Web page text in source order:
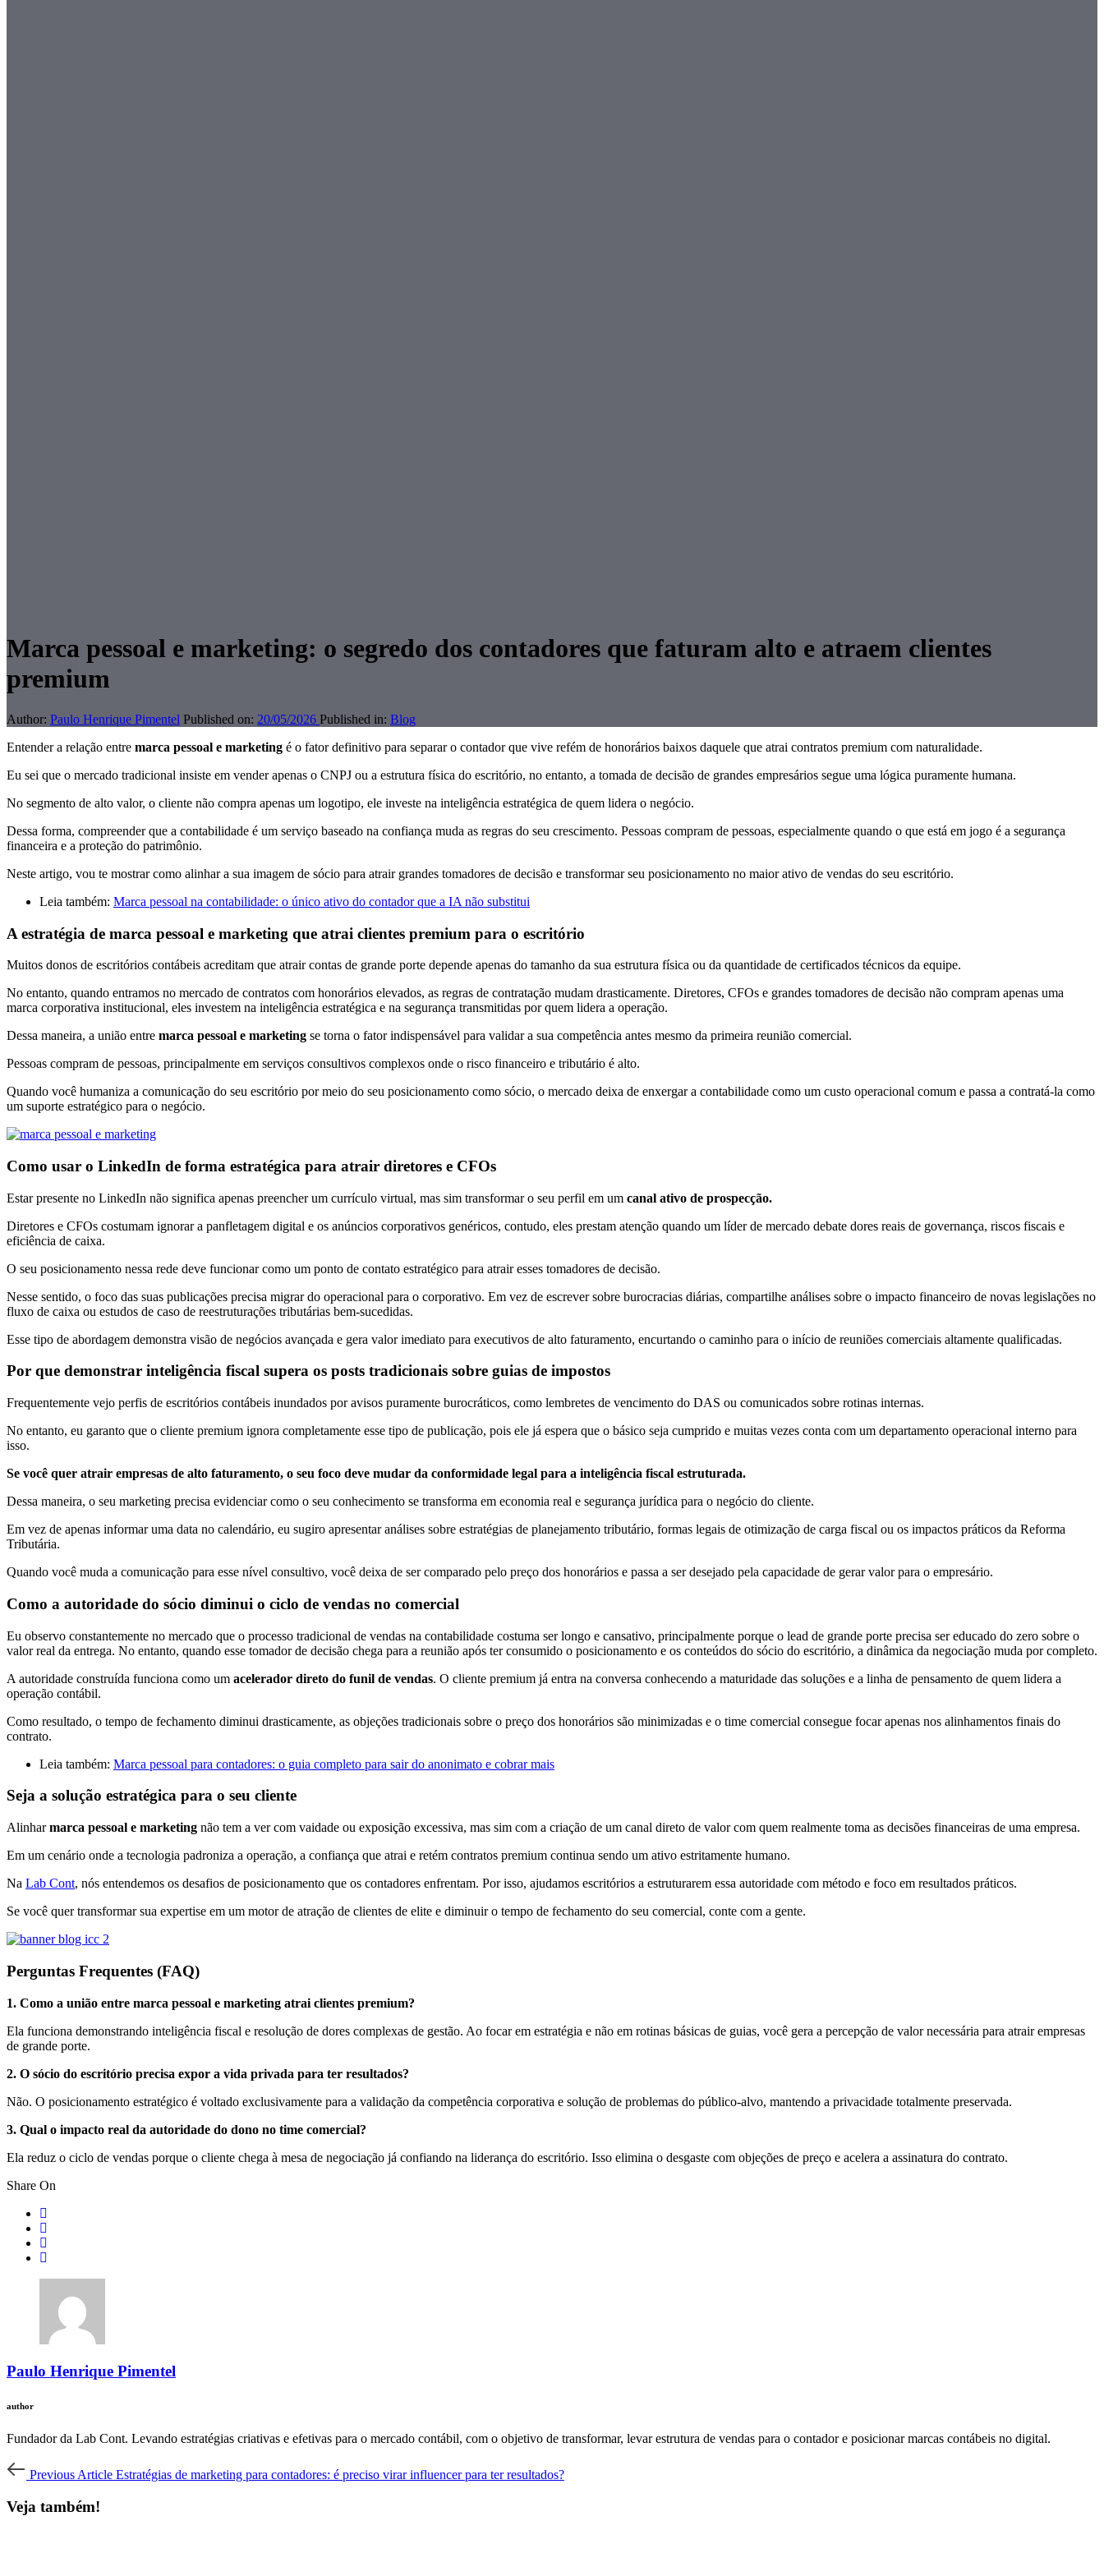
Marca pessoal e marketing: o segredo dos contadores que faturam alto e atraem clientes
premium
Author: Paulo Henrique Pimentel Published on: 20/05/2026 Published in: Blog
Entender a relação entre marca pessoal e marketing é o fator definitivo para separar o contador que vive refém de honorários baixos daquele que atrai contratos premium com naturalidade.
Eu sei que o mercado tradicional insiste em vender apenas o CNPJ ou a estrutura física do escritório, no entanto, a tomada de decisão de grandes empresários segue uma lógica puramente humana.
No segmento de alto valor, o cliente não compra apenas um logotipo, ele investe na inteligência estratégica de quem lidera o negócio.
Dessa forma, compreender que a contabilidade é um serviço baseado na confiança muda as regras do seu crescimento. Pessoas compram de pessoas, especialmente quando o que está em jogo é a segurança
financeira e a proteção do patrimônio.
Neste artigo, vou te mostrar como alinhar a sua imagem de sócio para atrair grandes tomadores de decisão e transformar seu posicionamento no maior ativo de vendas do seu escritório.
Leia também: Marca pessoal na contabilidade: o único ativo do contador que a IA não substitui
A estratégia de marca pessoal e marketing que atrai clientes premium para o escritório
Muitos donos de escritórios contábeis acreditam que atrair contas de grande porte depende apenas do tamanho da sua estrutura física ou da quantidade de certificados técnicos da equipe.
No entanto, quando entramos no mercado de contratos com honorários elevados, as regras de contratação mudam drasticamente. Diretores, CFOs e grandes tomadores de decisão não compram apenas uma
marca corporativa institucional, eles investem na inteligência estratégica e na segurança transmitidas por quem lidera a operação.
Dessa maneira, a união entre marca pessoal e marketing se torna o fator indispensável para validar a sua competência antes mesmo da primeira reunião comercial.
Pessoas compram de pessoas, principalmente em serviços consultivos complexos onde o risco financeiro e tributário é alto.
Quando você humaniza a comunicação do seu escritório por meio do seu posicionamento como sócio, o mercado deixa de enxergar a contabilidade como um custo operacional comum e passa a contratá-la como
um suporte estratégico para o negócio.
Como usar o LinkedIn de forma estratégica para atrair diretores e CFOs
Estar presente no LinkedIn não significa apenas preencher um currículo virtual, mas sim transformar o seu perfil em um canal ativo de prospecção.
Diretores e CFOs costumam ignorar a panfletagem digital e os anúncios corporativos genéricos, contudo, eles prestam atenção quando um líder de mercado debate dores reais de governança, riscos fiscais e
eficiência de caixa.
O seu posicionamento nessa rede deve funcionar como um ponto de contato estratégico para atrair esses tomadores de decisão.
Nesse sentido, o foco das suas publicações precisa migrar do operacional para o corporativo. Em vez de escrever sobre burocracias diárias, compartilhe análises sobre o impacto financeiro de novas legislações no
fluxo de caixa ou estudos de caso de reestruturações tributárias bem-sucedidas.
Esse tipo de abordagem demonstra visão de negócios avançada e gera valor imediato para executivos de alto faturamento, encurtando o caminho para o início de reuniões comerciais altamente qualificadas.
Por que demonstrar inteligência fiscal supera os posts tradicionais sobre guias de impostos
Frequentemente vejo perfis de escritórios contábeis inundados por avisos puramente burocráticos, como lembretes de vencimento do DAS ou comunicados sobre rotinas internas.
No entanto, eu garanto que o cliente premium ignora completamente esse tipo de publicação, pois ele já espera que o básico seja cumprido e muitas vezes conta com um departamento operacional interno para
isso.
Se você quer atrair empresas de alto faturamento, o seu foco deve mudar da conformidade legal para a inteligência fiscal estruturada.
Dessa maneira, o seu marketing precisa evidenciar como o seu conhecimento se transforma em economia real e segurança jurídica para o negócio do cliente.
Em vez de apenas informar uma data no calendário, eu sugiro apresentar análises sobre estratégias de planejamento tributário, formas legais de otimização de carga fiscal ou os impactos práticos da Reforma
Tributária.
Quando você muda a comunicação para esse nível consultivo, você deixa de ser comparado pelo preço dos honorários e passa a ser desejado pela capacidade de gerar valor para o empresário.
Como a autoridade do sócio diminui o ciclo de vendas no comercial
Eu observo constantemente no mercado que o processo tradicional de vendas na contabilidade costuma ser longo e cansativo, principalmente porque o lead de grande porte precisa ser educado do zero sobre o
valor real da entrega. No entanto, quando esse tomador de decisão chega para a reunião após ter consumido o posicionamento e os conteúdos do sócio do escritório, a dinâmica da negociação muda por completo.
A autoridade construída funciona como um acelerador direto do funil de vendas. O cliente premium já entra na conversa conhecendo a maturidade das soluções e a linha de pensamento de quem lidera a
operação contábil.
Como resultado, o tempo de fechamento diminui drasticamente, as objeções tradicionais sobre o preço dos honorários são minimizadas e o time comercial consegue focar apenas nos alinhamentos finais do
contrato.
Leia também: Marca pessoal para contadores: o guia completo para sair do anonimato e cobrar mais
Seja a solução estratégica para o seu cliente
Alinharmarca pessoal e marketing não tem a ver com vaidade ou exposição excessiva, mas sim com a criação de um canal direto de valor com quem realmente toma as decisões financeiras de uma empresa.
Em um cenário onde a tecnologia padroniza a operação, a confiança que atrai e retém contratos premium continua sendo um ativo estritamente humano.
Na Lab Cont, nós entendemos os desafios de posicionamento que os contadores enfrentam. Por isso, ajudamos escritórios a estruturarem essa autoridade com método e foco em resultados práticos.
Se você quer transformar sua expertise em um motor de atração de clientes de elite e diminuir o tempo de fechamento do seu comercial, conte com a gente.
Perguntas Frequentes (FAQ)
1. Como a união entre marca pessoal e marketing atrai clientes premium?
Ela funciona demonstrando inteligência fiscal e resolução de dores complexas de gestão. Ao focar em estratégia e não em rotinas básicas de guias, você gera a percepção de valor necessária para atrair empresas
de grande porte.
2. O sócio do escritório precisa expor a vida privada para ter resultados?
Não. O posicionamento estratégico é voltado exclusivamente para a validação da competência corporativa e solução de problemas do público-alvo, mantendo a privacidade totalmente preservada.
3. Qual o impacto real da autoridade do dono no time comercial?
Ela reduz o ciclo de vendas porque o cliente chega à mesa de negociação já confiando na liderança do escritório. Isso elimina o desgaste com objeções de preço e acelera a assinatura do contrato.
Share On
Paulo Henrique Pimentel
author
Fundador da Lab Cont. Levando estratégias criativas e efetivas para o mercado contábil, com o objetivo de transformar, levar estrutura de vendas para o contador e posicionar marcas contábeis no digital.
Post
Article
Previous Article Estratégias de marketing para contadores: é preciso virar influencer para ter resultados?
Veja também!